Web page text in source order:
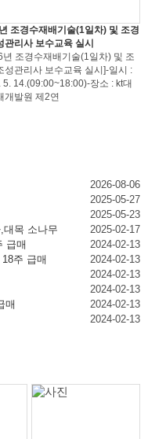
조경수재배기술(1일차) 및 조경
관리사 보수교육 실시
년 조경수재배기술(1일차) 및 조
성관리사 보수교육 실시]-일시 :
5. 14.(09:00~18:00)-장소 : kt대
개발원 제2연
2026-08-06
2025-05-27
2025-05-23
대목 소나무
2025-02-17
급매
2024-02-13
주 급매
2024-02-13
2024-02-13
2024-02-13
매
2024-02-13
2024-02-13